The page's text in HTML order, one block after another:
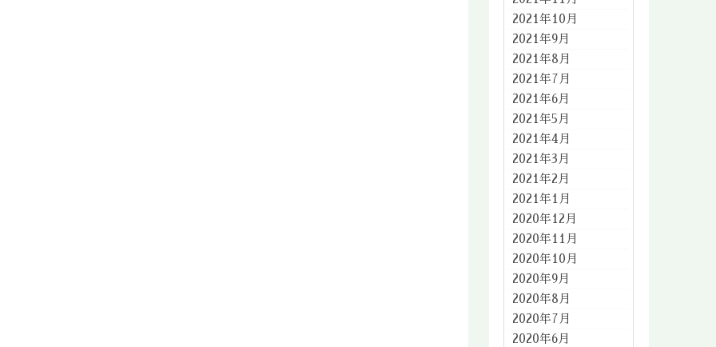
2021年10月
2021年9月
2021年8月
2021年7月
2021年6月
2021年5月
2021年4月
2021年3月
2021年2月
2021年1月
2020年12月
2020年11月
2020年10月
2020年9月
2020年8月
2020年7月
2020年6月